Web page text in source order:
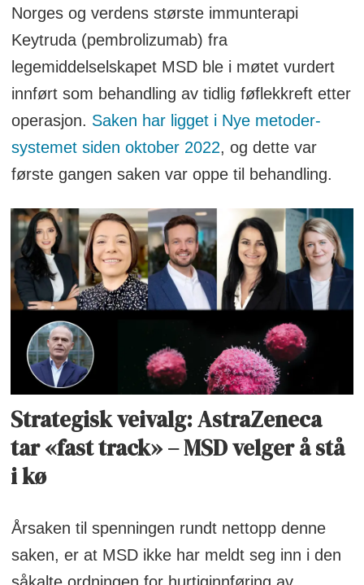
Norges og verdens største immunterapi
Keytruda (pembrolizumab) fra
legemiddelselskapet MSD ble i møtet vurdert
innført som behandling av tidlig føflekkreft etter
operasjon. Saken har ligget i Nye metoder-
systemet siden oktober 2022, og dette var
første gangen saken var oppe til behandling.
Strategisk veivalg: AstraZeneca
tar «fast track» – MSD velger å stå
i kø
Årsaken til spenningen rundt nettopp denne
saken, er at MSD ikke har meldt seg inn i den
såkalte ordningen for hurtiginnføring av